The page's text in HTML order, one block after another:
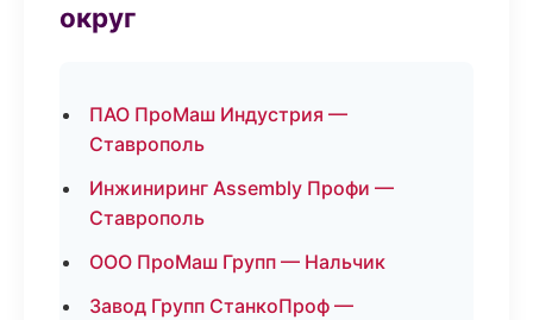
округ
ПАО ПроМаш Индустрия —
Ставрополь
Инжиниринг Assembly Профи —
Ставрополь
ООО ПроМаш Групп — Нальчик
Завод Групп СтанкоПроф —